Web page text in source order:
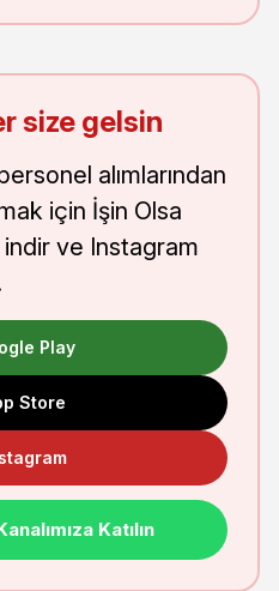
size gelsin
alımlarından
için İşin Olsa
indir ve Instagram
Play
Store
Katılın